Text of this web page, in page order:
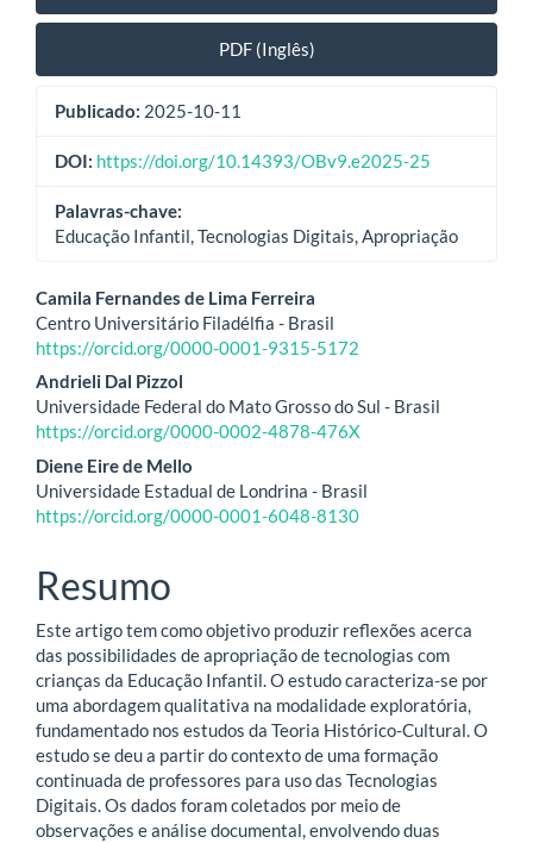
PDF (Inglês)
Publicado: 2025-10-11
DOI: https://doi.org/10.14393/OBv9.e2025-25
Palavras-chave:
Educação Infantil, Tecnologias Digitais, Apropriação
Conteúdo
do
artigo
principal
Camila Fernandes de Lima Ferreira
Centro Universitário Filadélfia - Brasil
https://orcid.org/0000-0001-9315-5172
Andrieli Dal Pizzol
Universidade Federal do Mato Grosso do Sul - Brasil
https://orcid.org/0000-0002-4878-476X
Diene Eire de Mello
Universidade Estadual de Londrina - Brasil
https://orcid.org/0000-0001-6048-8130
Resumo
Este artigo tem como objetivo produzir reflexões acerca
das possibilidades de apropriação de tecnologias com
crianças da Educação Infantil. O estudo caracteriza-se por
uma abordagem qualitativa na modalidade exploratória,
fundamentado nos estudos da Teoria Histórico-Cultural. O
estudo se deu a partir do contexto de uma formação
continuada de professores para uso das Tecnologias
Digitais. Os dados foram coletados por meio de
observações e análise documental, envolvendo duas